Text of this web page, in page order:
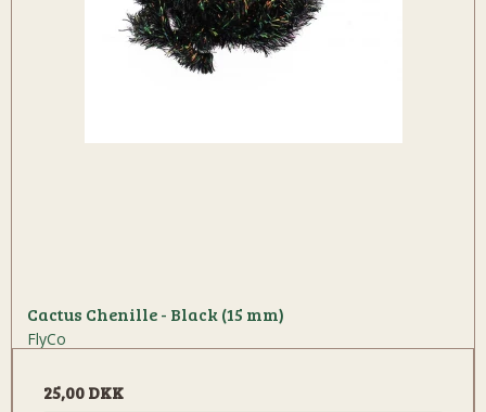
Cactus Chenille - Black (15 mm)
FlyCo
25,00 DKK